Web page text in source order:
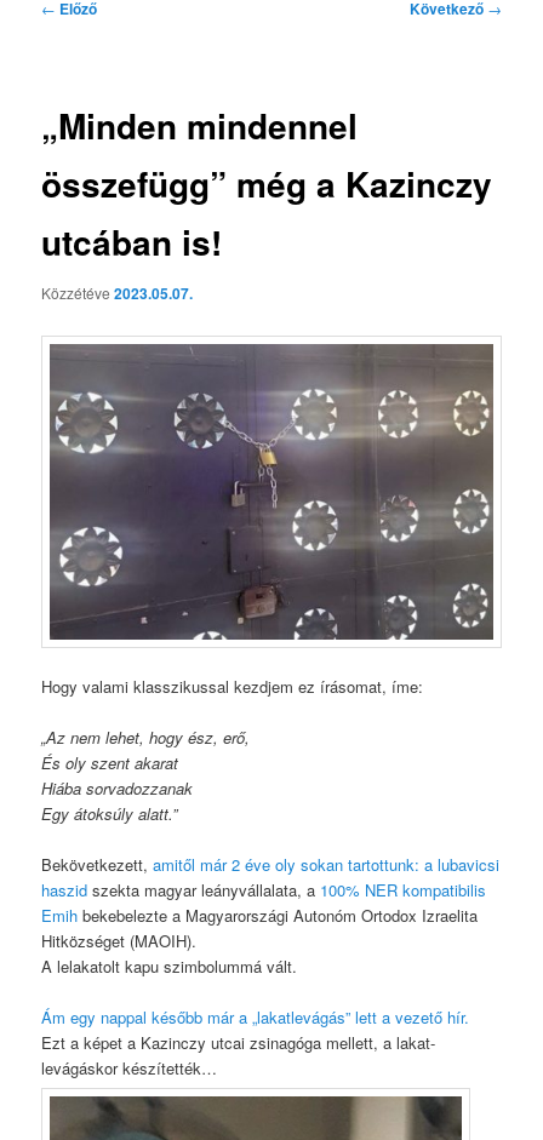
Bejegyzés
← Előző Következő →
„Minden mindennel
összefügg” még a Kazinczy
utcában is!
Közzétéve2023.05.07.
Hogy valami klasszikussal kezdjem ez írásomat, íme:
„Az nem lehet, hogy ész, erő,
És oly szent akarat
Hiába sorvadozzanak
Egy átoksúly alatt.”
Bekövetkezett,amitől már 2 éve oly sokan tartottunk: a lubavicsi
haszid szekta magyar leányvállalata, a 100% NER kompatibilis
Emih bekebelezte a Magyarországi Autonóm Ortodox Izraelita
Hitközséget (MAOIH).
A lelakatolt kapu szimbolummá vált.
Ám egy nappal később már a „lakatlevágás” lett a vezető hír.
Ezt a képet a Kazinczy utcai zsinagóga mellett, a lakat-
levágáskor készítették…